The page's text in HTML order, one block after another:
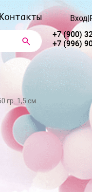
Контакты Вход|
+7 (900)
+7 (996)
гр. 1,5 см